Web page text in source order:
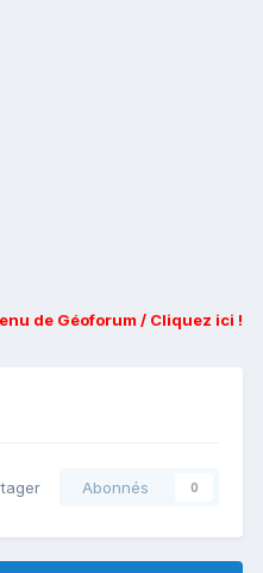
de Géoforum / Cliquez ici !
Abonnés 0